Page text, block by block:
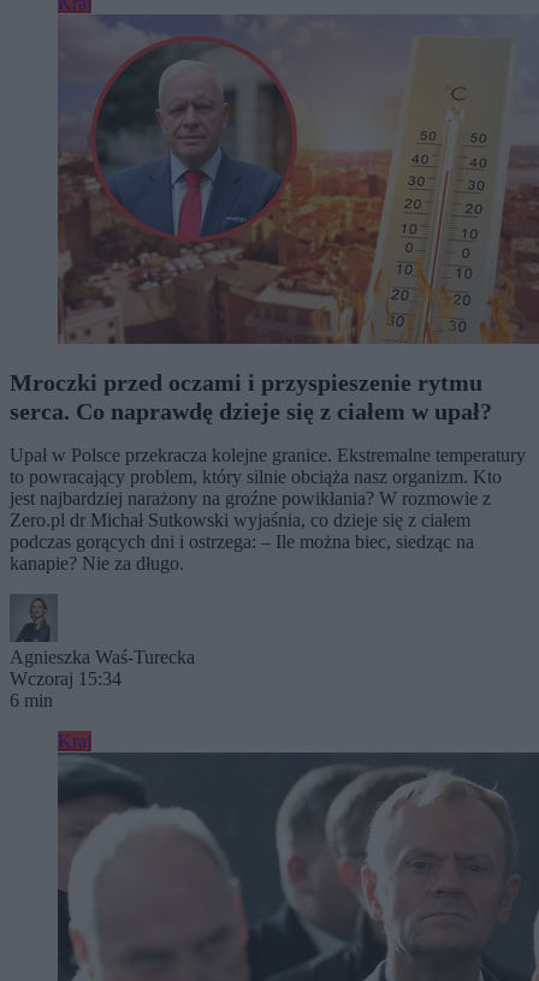
Mroczki przed oczami i przyspieszenie rytmu
serca. Co naprawdę dzieje się z ciałem w upał?
Upał w Polsce przekracza kolejne granice. Ekstremalne temperatury
to powracający problem, który silnie obciąża nasz organizm. Kto
jest najbardziej narażony na groźne powikłania? W rozmowie z
Zero.pl dr Michał Sutkowski wyjaśnia, co dzieje się z ciałem
podczas gorących dni i ostrzega: – Ile można biec, siedząc na
kanapie? Nie za długo.
Agnieszka Waś-Turecka
Wczoraj 15:34
6 min
Kraj